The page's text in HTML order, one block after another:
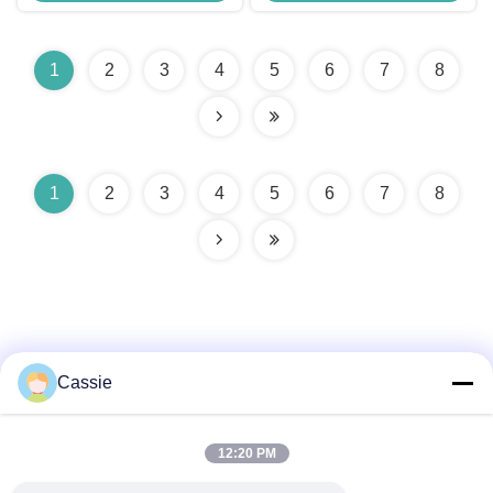
1 2 3 4 5 6 7 8
1 2 3 4 5 6 7 8
Cassie
12:20 PM